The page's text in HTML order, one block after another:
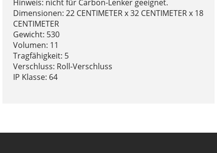
Hinweis: nicht für Carbon-Lenker geeignet.
Dimensionen: 22 CENTIMETER x 32 CENTIMETER x 18
CENTIMETER
Gewicht: 530
Volumen: 11
Tragfähigkeit: 5
Verschluss: Roll-Verschluss
IP Klasse: 64